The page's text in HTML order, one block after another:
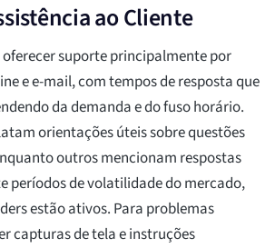
ao Cliente
oferecer suporte principalmente por
e e-mail, com tempos de resposta que
da demanda e do fuso horário.
orientações úteis sobre questões
outros mencionam respostas
períodos de volatilidade do mercado,
estão ativos. Para problemas
capturas de tela e instruções